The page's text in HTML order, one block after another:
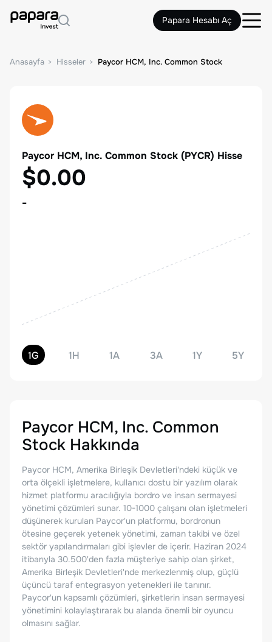
Papara Hesabı Aç
Anasayfa Hisseler Paycor HCM, Inc. Common Stock
Paycor HCM, Inc. Common Stock (PYCR) Hisse
$0.00
-
1G 1H 1A 3A 1Y 5Y
Paycor HCM, Inc. Common
Stock Hakkında
Paycor HCM, Amerika Birleşik Devletleri'ndeki küçük ve
orta ölçekli işletmelere, kullanıcı dostu bir yazılım olarak
hizmet platformu aracılığıyla bordro ve insan sermayesi
yönetimi çözümleri sunar. 10-1000 çalışanı olan işletmeleri
düşünerek kurulan Paycor'un platformu, bordronun
ötesine geçerek yetenek yönetimi, zaman takibi ve özel
sektör yapılandırmaları gibi işlevler de içerir. Haziran 2024
itibarıyla 30.500'den fazla müşteriye sahip olan şirket,
Amerika Birleşik Devletleri'nde merkezlenmiş olup, güçlü
üçüncü taraf entegrasyon yetenekleri ile tanınır.
Paycor'un kapsamlı çözümleri, şirketlerin insan sermayesi
yönetimini kolaylaştırarak bu alanda önemli bir oyuncu
olmasını sağlar.